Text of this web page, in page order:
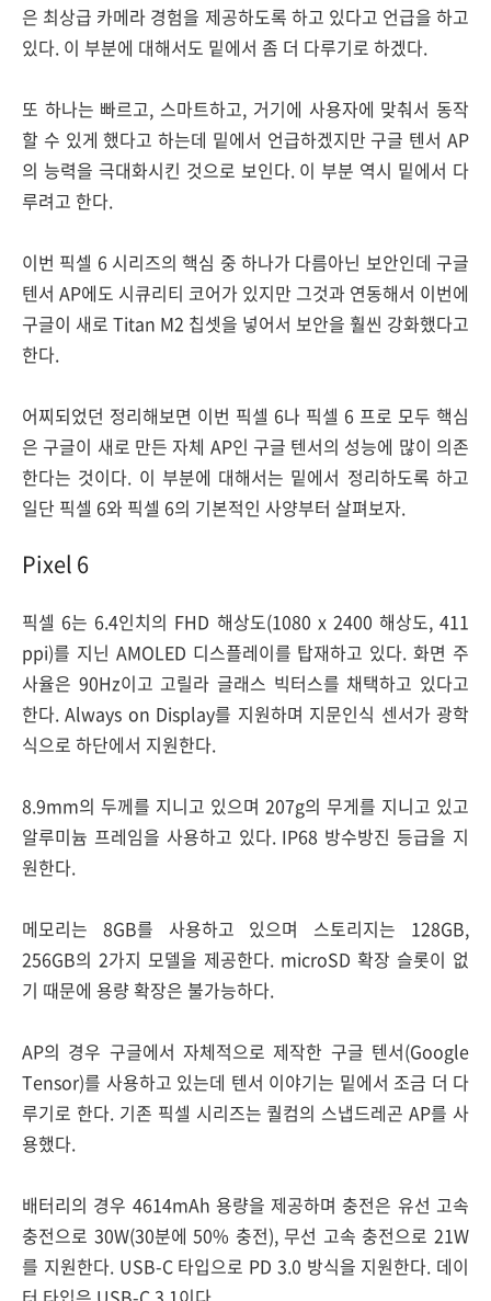
은 최상급 카메라 경험을 제공하도록 하고 있다고 언급을 하고
있다. 이 부분에 대해서도 밑에서 좀 더 다루기로 하겠다.
또 하나는 빠르고, 스마트하고, 거기에 사용자에 맞춰서 동작
할 수 있게 했다고 하는데 밑에서 언급하겠지만 구글 텐서 AP
의 능력을 극대화시킨 것으로 보인다. 이 부분 역시 밑에서 다
루려고 한다.
이번 픽셀 6 시리즈의 핵심 중 하나가 다름아닌 보안인데 구글
텐서 AP에도 시큐리티 코어가 있지만 그것과 연동해서 이번에
구글이 새로 Titan M2 칩셋을 넣어서 보안을 훨씬 강화했다고
한다.
어찌되었던 정리해보면 이번 픽셀 6나 픽셀 6 프로 모두 핵심
은 구글이 새로 만든 자체 AP인 구글 텐서의 성능에 많이 의존
한다는 것이다. 이 부분에 대해서는 밑에서 정리하도록 하고
일단 픽셀 6와 픽셀 6의 기본적인 사양부터 살펴보자.
Pixel 6
픽셀 6는 6.4인치의 FHD 해상도(1080 x 2400 해상도, 411
ppi)를 지닌 AMOLED 디스플레이를 탑재하고 있다. 화면 주
사율은 90Hz이고 고릴라 글래스 빅터스를 채택하고 있다고
한다. Always on Display를 지원하며 지문인식 센서가 광학
식으로 하단에서 지원한다.
8.9mm의 두께를 지니고 있으며 207g의 무게를 지니고 있고
알루미늄 프레임을 사용하고 있다. IP68 방수방진 등급을 지
원한다.
메모리는 8GB를 사용하고 있으며 스토리지는 128GB,
256GB의 2가지 모델을 제공한다. microSD 확장 슬롯이 없
기 때문에 용량 확장은 불가능하다.
AP의 경우 구글에서 자체적으로 제작한 구글 텐서(Google
Tensor)를 사용하고 있는데 텐서 이야기는 밑에서 조금 더 다
루기로 한다. 기존 픽셀 시리즈는 퀄컴의 스냅드레곤 AP를 사
용했다.
배터리의 경우 4614mAh 용량을 제공하며 충전은 유선 고속
충전으로 30W(30분에 50% 충전), 무선 고속 충전으로 21W
를 지원한다. USB-C 타입으로 PD 3.0 방식을 지원한다. 데이